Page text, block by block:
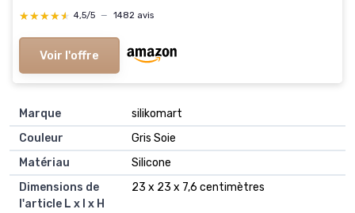
52l cm Granite
★★★★★
★★★★★ 4,5/5 — 1482 avis
Voir l'offre
Marque
silikomart
Couleur
Gris Soie
Matériau
Silicone
Dimensions de
l'article L x l x H
23 x 23 x 7,6 centimètres